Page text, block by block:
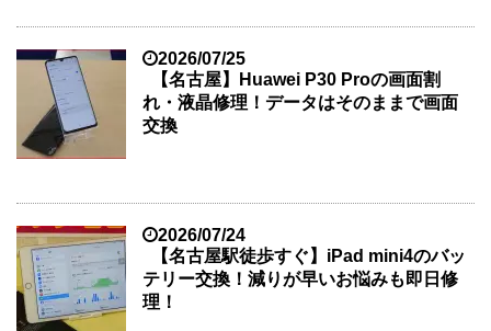
2026/07/25
【名古屋】Huawei P30 Proの画面割
れ・液晶修理！データはそのままで画面
交換
2026/07/24
【名古屋駅徒歩すぐ】iPad mini4のバッ
テリー交換！減りが早いお悩みも即日修
理！